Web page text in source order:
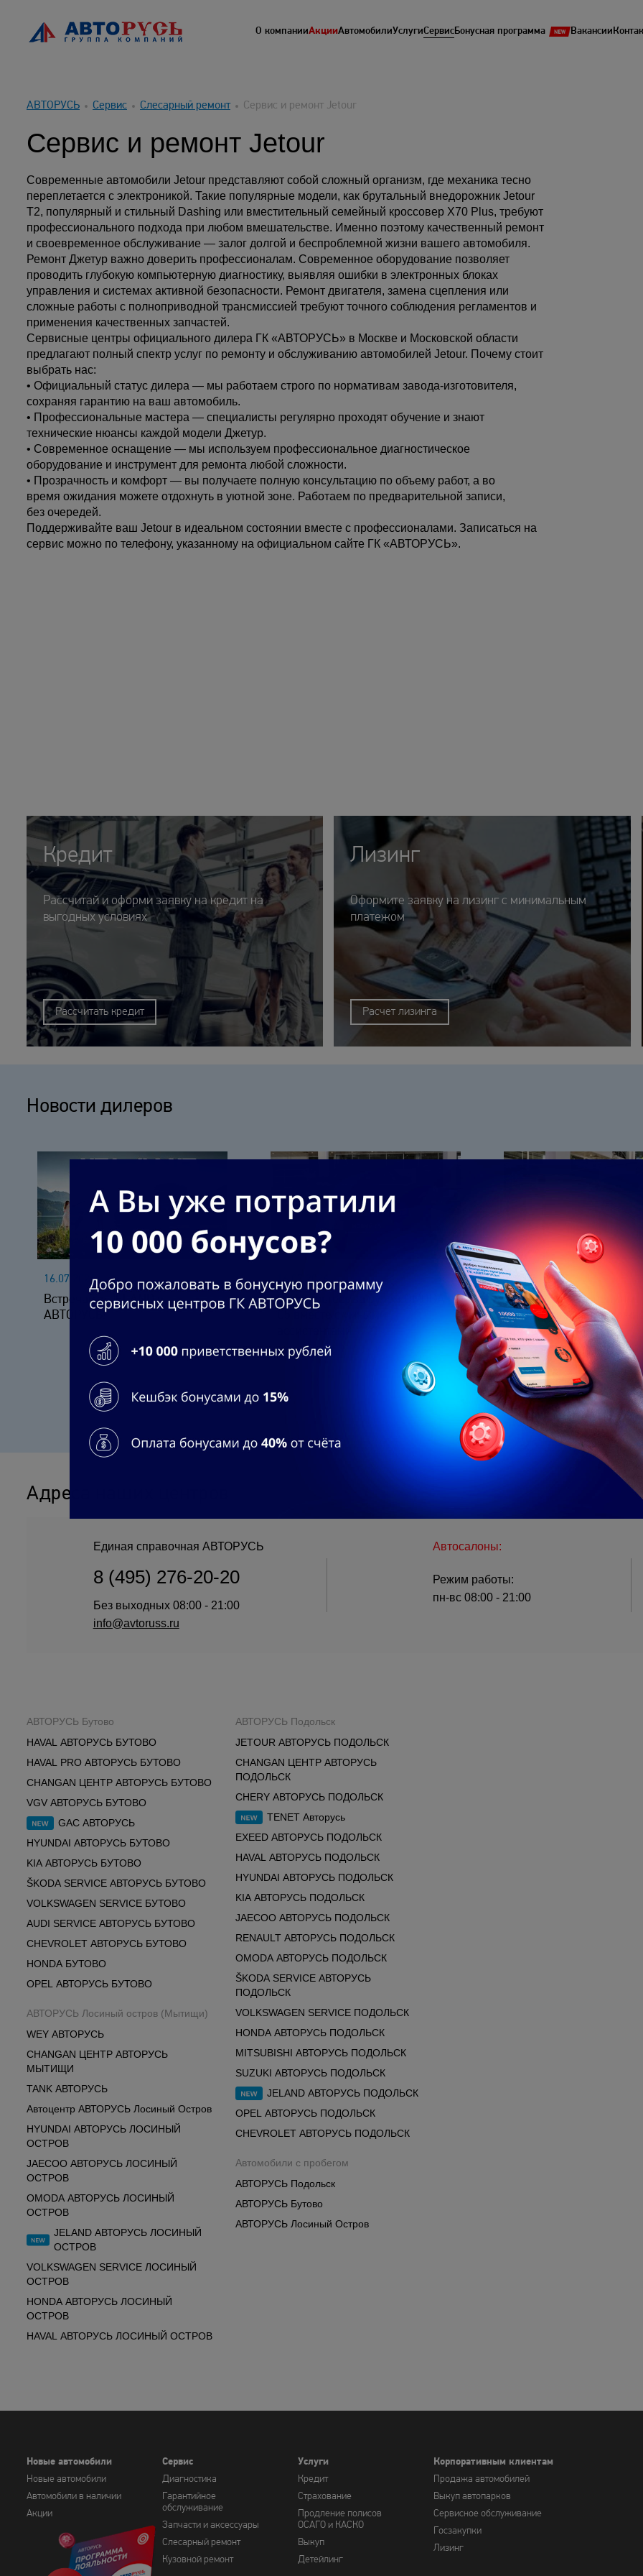
О компанииАкцииАвтомобилиУслугиСервисБонусная программа Вакансии
АВТОРУСЬ Сервис Слесарный ремонт Сервис и ремонт Jetour
Сервис и ремонт Jetour
Современные автомобили Jetour представляют собой сложный организм, где механика тесно
переплетается с электроникой. Такие популярные модели, как брутальный внедорожник Jetour
T2, популярный и стильный Dashing или вместительный семейный кроссовер X70 Plus, требуют
профессионального подхода при любом вмешательстве. Именно поэтому качественный ремонт
и своевременное обслуживание — залог долгой и беспроблемной жизни вашего автомобиля.
Ремонт Джетур важно доверить профессионалам. Современное оборудование позволяет
проводить глубокую компьютерную диагностику, выявляя ошибки в электронных блоках
управления и системах активной безопасности. Ремонт двигателя, замена сцепления или
сложные работы с полноприводной трансмиссией требуют точного соблюдения регламентов и
применения качественных запчастей.
Сервисные центры официального дилера ГК «АВТОРУСЬ» в Москве и Московской области
предлагают полный спектр услуг по ремонту и обслуживанию автомобилей Jetour. Почему стоит
выбрать нас:
• Официальный статус дилера — мы работаем строго по нормативам завода-изготовителя,
сохраняя гарантию на ваш автомобиль.
• Профессиональные мастера — специалисты регулярно проходят обучение и знают
технические нюансы каждой модели Джетур.
• Современное оснащение — мы используем профессиональное диагностическое
оборудование и инструмент для ремонта любой сложности.
• Прозрачность и комфорт — вы получаете полную консультацию по объему работ, а во
время ожидания можете отдохнуть в уютной зоне. Работаем по предварительной записи,
без очередей.
Поддерживайте ваш Jetour в идеальном состоянии вместе с профессионалами. Записаться на
сервис можно по телефону, указанному на официальном сайте ГК «АВТОРУСЬ».
Кредит
Рассчитай и оформи заявку на кредит на
выгодных условиях
Рассчитать кредит
Лизинг
Оформите заявку на лизинг с минимальным
платежом
Расчет лизинга
Новости дилеров
16.07.2026
Встречайте JELAND в
АВТОРУСЬ!
16.07.2026
Расслабьтесь за рулём OMODA
16.07.2026
Готов к приключениям:
внедорожные
JAECOO J6
Адреса наших центров
Единая справочная АВТОРУСЬ
8 (495) 276-20-20
Без выходных 08:00 - 21:00
info@avtoruss.ru
Автосалоны:
Режим работы:
пн-вс 08:00 - 21:00
АВТОРУСЬ Бутово
HAVAL АВТОРУСЬ БУТОВО
HAVAL PRO АВТОРУСЬ БУТОВО
CHANGAN ЦЕНТР АВТОРУСЬ БУТОВО
VGV АВТОРУСЬ БУТОВО
GAC АВТОРУСЬ
HYUNDAI АВТОРУСЬ БУТОВО
KIA АВТОРУСЬ БУТОВО
ŠKODA SERVICE АВТОРУСЬ БУТОВО
VOLKSWAGEN SERVICE БУТОВО
AUDI SERVICE АВТОРУСЬ БУТОВО
CHEVROLET АВТОРУСЬ БУТОВО
HONDA БУТОВО
OPEL АВТОРУСЬ БУТОВО
АВТОРУСЬ Лосиный остров (Мытищи)
WEY АВТОРУСЬ
CHANGAN ЦЕНТР АВТОРУСЬ
МЫТИЩИ
TANK АВТОРУСЬ
Автоцентр АВТОРУСЬ Лосиный Остров
HYUNDAI АВТОРУСЬ ЛОСИНЫЙ
ОСТРОВ
JAECOO АВТОРУСЬ ЛОСИНЫЙ
ОСТРОВ
OMODA АВТОРУСЬ ЛОСИНЫЙ
ОСТРОВ
JELAND АВТОРУСЬ ЛОСИНЫЙ
ОСТРОВ
VOLKSWAGEN SERVICE ЛОСИНЫЙ
ОСТРОВ
HONDA АВТОРУСЬ ЛОСИНЫЙ
ОСТРОВ
HAVAL АВТОРУСЬ ЛОСИНЫЙ ОСТРОВ
АВТОРУСЬ Подольск
JETOUR АВТОРУСЬ ПОДОЛЬСК
CHANGAN ЦЕНТР АВТОРУСЬ
ПОДОЛЬСК
CHERY АВТОРУСЬ ПОДОЛЬСК
TENET Авторусь
EXEED АВТОРУСЬ ПОДОЛЬСК
HAVAL АВТОРУСЬ ПОДОЛЬСК
HYUNDAI АВТОРУСЬ ПОДОЛЬСК
KIA АВТОРУСЬ ПОДОЛЬСК
JAECOO АВТОРУСЬ ПОДОЛЬСК
RENAULT АВТОРУСЬ ПОДОЛЬСК
OMODA АВТОРУСЬ ПОДОЛЬСК
ŠKODA SERVICE АВТОРУСЬ
ПОДОЛЬСК
VOLKSWAGEN SERVICE ПОДОЛЬСК
HONDA АВТОРУСЬ ПОДОЛЬСК
MITSUBISHI АВТОРУСЬ ПОДОЛЬСК
SUZUKI АВТОРУСЬ ПОДОЛЬСК
JELAND АВТОРУСЬ ПОДОЛЬСК
OPEL АВТОРУСЬ ПОДОЛЬСК
CHEVROLET АВТОРУСЬ ПОДОЛЬСК
Автомобили с пробегом
АВТОРУСЬ Подольск
АВТОРУСЬ Бутово
АВТОРУСЬ Лосиный Остров
Новые автомобили
Новые автомобили
Автомобили в наличии
Акции
Сервис
Диагностика
Гарантийное
обслуживание
Запчасти и аксессуары
Слесарный ремонт
Кузовной ремонт
Услуги
Кредит
Страхование
Продление полисов
ОСАГО и КАСКО
Выкуп
Детейлинг
Корпоративным клиентам
Продажа автомобилей
Выкуп автопарков
Сервисное обслуживание
Госзакупки
Лизинг